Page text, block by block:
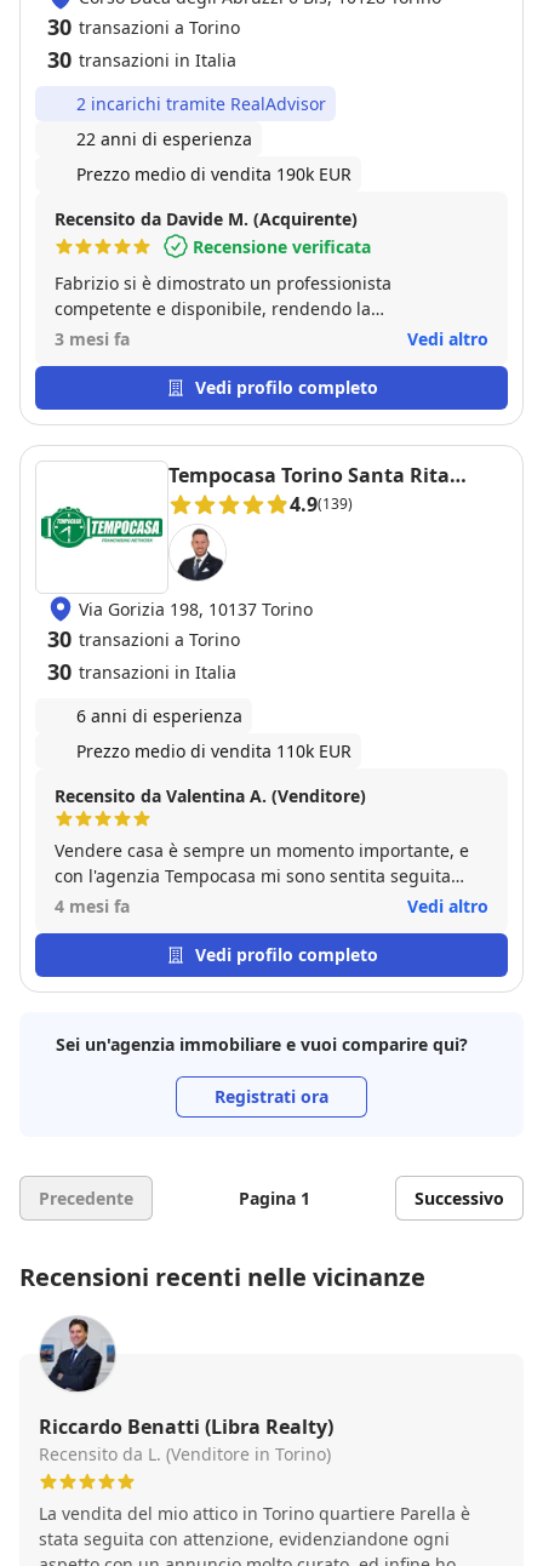
30 transazioni a Torino
30 transazioni in Italia
2 incarichi tramite RealAdvisor
22 anni di esperienza
Prezzo medio di vendita 190k EUR
Recensito da Davide M. (Acquirente)
Recensione verificata
Fabrizio si è dimostrato un professionista
competente e disponibile, rendendo la
compravendita semplice e serena in ogni fase.
3 mesi fa Vedi altro
Vedi profilo completo
Tempocasa Torino Santa Rita
Mirafiori Nord4.9(139)
Via Gorizia 198, 10137 Torino
30 transazioni a Torino
30 transazioni in Italia
6 anni di esperienza
Prezzo medio di vendita 110k EUR
Recensito da Valentina A. (Venditore)
Vendere casa è sempre un momento importante, e
con l'agenzia Tempocasa mi sono sentita seguita
davvero dall’inizio alla fine. Ho trovato persone
dubbio, senza mai farmi sentire “uno dei tanti”. Mi
hanno accompagnato passo dopo passo con grande
cerca non solo competenza, ma anche attenzione e
4 mesi fa Vedi altro
Vedi profilo completo
Sei un'agenzia immobiliare e vuoi comparire qui?
Registrati ora
Precedente Pagina 1 Successivo
Recensioni recenti nelle vicinanze
Riccardo Benatti (Libra Realty)
Recensito da L. (Venditore in Torino)
La vendita del mio attico in Torino quartiere Parella è
stata seguita con attenzione, evidenziandone ogni